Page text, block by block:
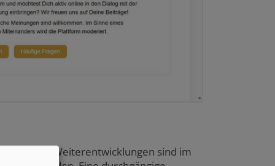
Weiterentwicklungen sind im